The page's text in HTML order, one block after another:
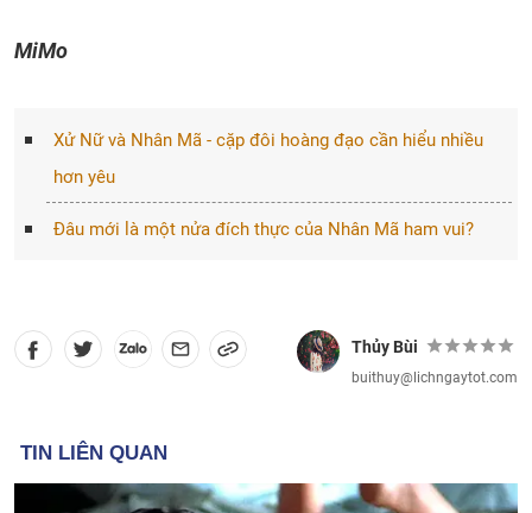
MiMo
Xử Nữ và Nhân Mã - cặp đôi hoàng đạo cần hiểu nhiều
hơn yêu
Đâu mới là một nửa đích thực của Nhân Mã ham vui?
Thủy Bùi
buithuy@lichngaytot.com